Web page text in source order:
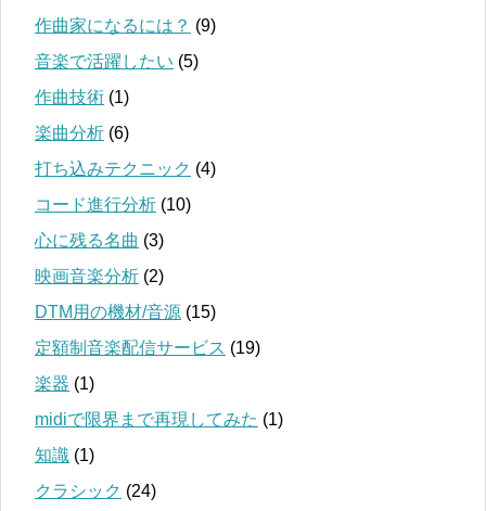
作曲家になるには？ (9)
音楽で活躍したい (5)
作曲技術 (1)
楽曲分析 (6)
打ち込みテクニック (4)
コード進行分析 (10)
心に残る名曲 (3)
映画音楽分析 (2)
DTM用の機材/音源 (15)
定額制音楽配信サービス (19)
楽器 (1)
midiで限界まで再現してみた (1)
知識 (1)
クラシック (24)